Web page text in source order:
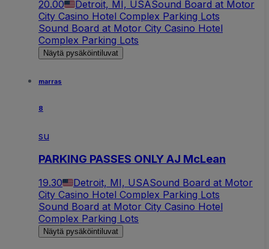
20.00 Detroit, MI, USASound Board at Motor
City Casino Hotel Complex Parking Lots
Sound Board at Motor City Casino Hotel
Complex Parking Lots
Näytä pysäköintiluvat
marras
8
su
PARKING PASSES ONLY AJ McLean
19.30 Detroit, MI, USASound Board at Motor
City Casino Hotel Complex Parking Lots
Sound Board at Motor City Casino Hotel
Complex Parking Lots
Näytä pysäköintiluvat